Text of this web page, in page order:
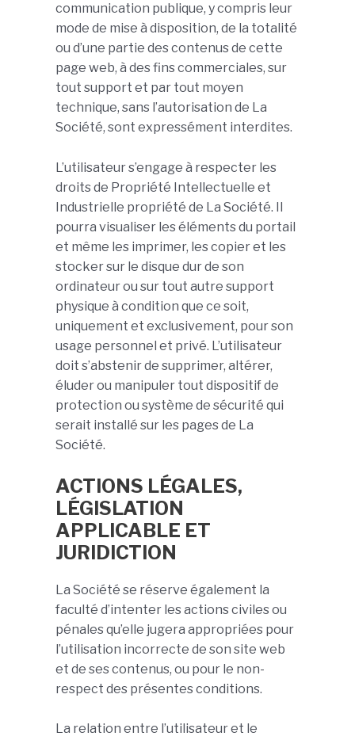
communication publique, y compris leur
mode de mise à disposition, de la totalité
ou d’une partie des contenus de cette
page web, à des fins commerciales, sur
tout support et par tout moyen
technique, sans l’autorisation de La
Société, sont expressément interdites.
L’utilisateur s’engage à respecter les
droits de Propriété Intellectuelle et
Industrielle propriété de La Société. Il
pourra visualiser les éléments du portail
et même les imprimer, les copier et les
stocker sur le disque dur de son
ordinateur ou sur tout autre support
physique à condition que ce soit,
uniquement et exclusivement, pour son
usage personnel et privé. L’utilisateur
doit s’abstenir de supprimer, altérer,
éluder ou manipuler tout dispositif de
protection ou système de sécurité qui
serait installé sur les pages de La
Société.
ACTIONS LÉGALES,
LÉGISLATION
APPLICABLE ET
JURIDICTION
La Société se réserve également la
faculté d’intenter les actions civiles ou
pénales qu’elle jugera appropriées pour
l’utilisation incorrecte de son site web
et de ses contenus, ou pour le non-
respect des présentes conditions.
La relation entre l’utilisateur et le